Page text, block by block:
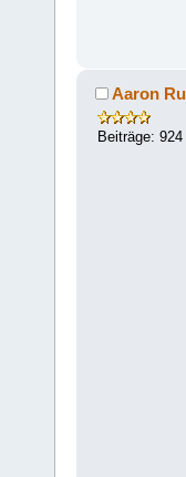
Aaron
Beiträge: 924